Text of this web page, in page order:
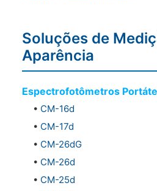
Soluções de
Aparência
Espectrofotômetros
• CM-16d
• CM-17d
• CM-26dG
• CM-26d
• CM-25d